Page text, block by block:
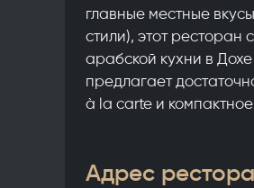
главные местные
стили), этот ресторан
арабской кухни в
предлагает
à la carte и
Адрес